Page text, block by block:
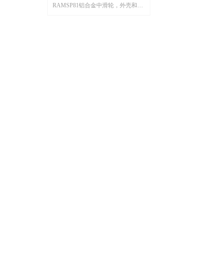
RAMSP81铝合金中滑轮，外壳和滑